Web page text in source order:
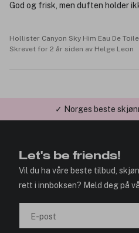
God og frisk, men duften holder
Hollister Canyon Sky Him Eau De
Skrevet for 2 år siden av Helge Leon
✓ Årets
Let's be friends!
Vil du ha våre beste tilbud,
rett i innboksen? Meld deg på
E-post